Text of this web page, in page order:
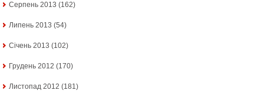
Серпень 2013 (162)
Липень 2013 (54)
Січень 2013 (102)
Грудень 2012 (170)
Листопад 2012 (181)